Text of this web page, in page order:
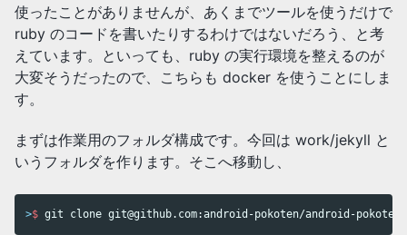
使ったことがありませんが、あくまでツールを使うだけで
ruby のコードを書いたりするわけではないだろう、と考
えています。といっても、ruby の実行環境を整えるのが
大変そうだったので、こちらも docker を使うことにしま
す。
まずは作業用のフォルダ構成です。今回は work/jekyll と
いうフォルダを作ります。そこへ移動し、
>$ git clone git@github.com:android-pokoten/android-